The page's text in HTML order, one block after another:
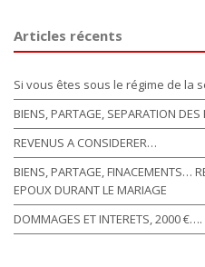
Articles récents
Si vous êtes sous le régime de la
BIENS, PARTAGE, SEPARATION
REVENUS A CONSIDERER…
BIENS, PARTAGE, FINACEMENTS…
EPOUX DURANT LE MARIAGE
DOMMAGES ET INTERETS, 2000 €….